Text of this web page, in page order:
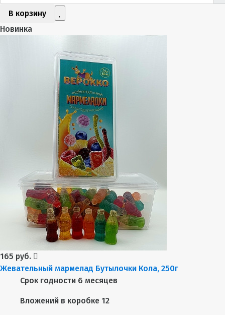
В корзину
Новинка
165 руб.
Жевательный мармелад Бутылочки Кола, 250г
Срок годности 6 месяцев
Вложений в коробке 12